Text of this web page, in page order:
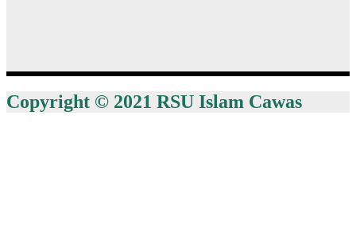
Copyright © 2021 RSU Islam Cawas